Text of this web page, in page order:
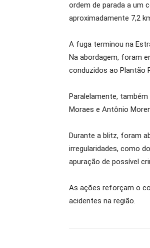
ordem de parada a um
aproximadamente 7,2
A fuga terminou na
Na abordagem, foram
conduzidos ao Plantão
Paralelamente,
Moraes e Antônio
Durante a blitz, foram
irregularidades, como
apuração de possível
As ações reforçam o
acidentes na região.